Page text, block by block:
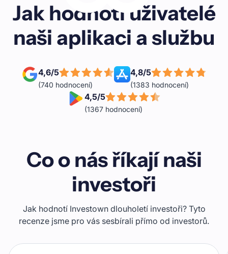
Jak hodnotí uživatelé
naši aplikaci a službu
4,6/5
(740 hodnocení)
4,8/5
(1383 hodnocení)
4,5/5
(1367hodnocení)
Co o nás říkají naši
investoři
Jak hodnotí Investown dlouholetí investoři? Tyto
recenze jsme pro vás sesbírali přímo od investorů.